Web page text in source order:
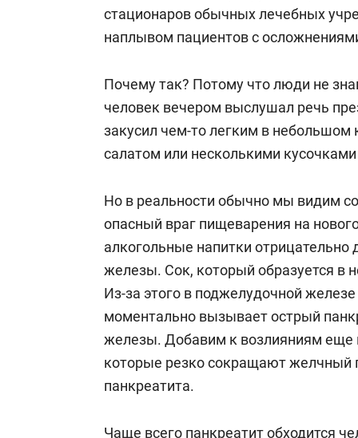
стационаров обычных лечебных
наплывом пациентов с
Почему так? Потому что люди не
человек вечером выслушал речь
закусил чем-то легким в
салатом или несколькими
Но в реальности обычно мы видим
опасный враг пищеварения на
алкогольные напитки
железы. Сок, который образуется в
Из-за этого в поджелудочной
моментально вызывает острый
железы. Добавим к возлияниям еще
которые резко сокращают желчный
панкреатита.
Чаще всего панкреатит обходится